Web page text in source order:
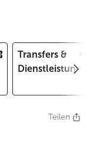
Transfers &
Teilen